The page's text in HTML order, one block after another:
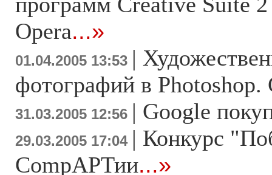
Opera...»
01.04.2005 13:53 |
фотографий в Photoshop.
31.03.2005 12:56 | Google
29.03.2005 17:04 | Конкурс
CompАРТии...»